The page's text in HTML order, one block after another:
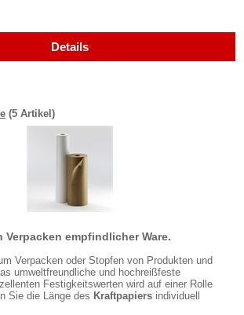
Details
(5 Artikel)
empfindlicher Ware.
Verpacken oder Stopfen von Produkten und
umweltfreundliche und hochreißfeste
Festigkeitswerten wird auf einer Rolle
Sie die Länge des Kraftpapiers individuell